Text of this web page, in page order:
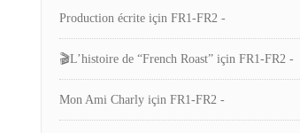
Production écrite için FR1-FR2 -
🎬L’histoire de “French Roast” için FR1-FR2 -
Mon Ami Charly için FR1-FR2 -